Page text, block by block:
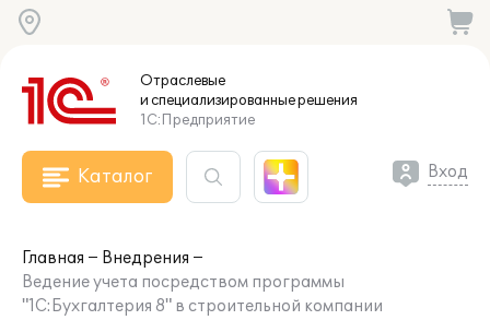
Отраслевые
и специализированныерешения
1С:Предприятие
Каталог Вход
Главная
Внедрения
Ведение учета посредством программы
"1С:Бухгалтерия 8" в строительной компании